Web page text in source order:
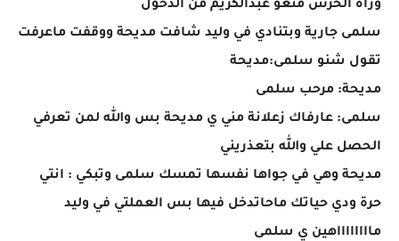
وراه الحرس منعو عبدالكريم من الدخول
سلمى جارية وبتنادي في وليد شافت مديحة ووقفت ماعرفت
تقول شنو سلمى:مديحة
مديحة: مرحب سلمى
سلمى: عارفاك زعلانة مني ي مديحة بس والله لمن تعرفي
الحصل علي والله بتعذريني
مديحة وهي في جواها نفسها تمسك سلمى وتبكي : انتي
حرة ودي حياتك ماحاتدخل فيها بس العملتي في وليد
مااااااااهين ي سلمى